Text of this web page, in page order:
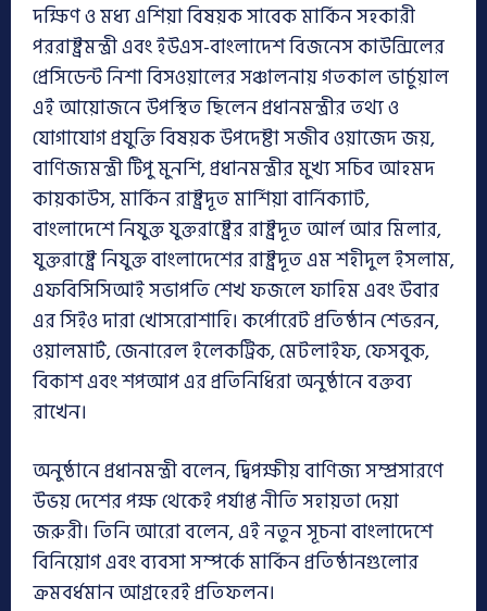
দক্ষিণ ও মধ্য এশিয়া বিষয়ক সাবেক মার্কিন সহকারী
পররাষ্ট্রমন্ত্রী এবং ইউএস-বাংলাদেশ বিজনেস কাউন্সিলের
প্রেসিডেন্ট নিশা বিসওয়ালের সঞ্চালনায় গতকাল ভার্চুয়াল
এই আয়োজনে উপস্থিত ছিলেন প্রধানমন্ত্রীর তথ্য ও
যোগাযোগ প্রযুক্তি বিষয়ক উপদেষ্টা সজীব ওয়াজেদ জয়,
বাণিজ্যমন্ত্রী টিপু মুনশি, প্রধানমন্ত্রীর মুখ্য সচিব আহমদ
কায়কাউস, মার্কিন রাষ্ট্রদূত মার্শিয়া বার্নিক্যাট,
বাংলাদেশে নিযুক্ত যুক্তরাষ্ট্রের রাষ্ট্রদূত আর্ল আর মিলার,
যুক্তরাষ্ট্রে নিযুক্ত বাংলাদেশের রাষ্ট্রদূত এম শহীদুল ইসলাম,
এফবিসিসিআই সভাপতি শেখ ফজলে ফাহিম এবং উবার
এর সিইও দারা খোসরোশাহি। কর্পোরেট প্রতিষ্ঠান শেভরন,
ওয়ালমার্ট, জেনারেল ইলেকট্রিক, মেটলাইফ, ফেসবুক,
বিকাশ এবং শপআপ এর প্রতিনিধিরা অনুষ্ঠানে বক্তব্য
রাখেন।
অনুষ্ঠানে প্রধানমন্ত্রী বলেন, দ্বিপক্ষীয় বাণিজ্য সম্প্রসারণে
উভয় দেশের পক্ষ থেকেই পর্যাপ্ত নীতি সহায়তা দেয়া
জরুরী। তিনি আরো বলেন, এই নতুন সূচনা বাংলাদেশে
বিনিয়োগ এবং ব্যবসা সম্পর্কে মার্কিন প্রতিষ্ঠানগুলোর
ক্রমবর্ধমান আগ্রহেরই প্রতিফলন।